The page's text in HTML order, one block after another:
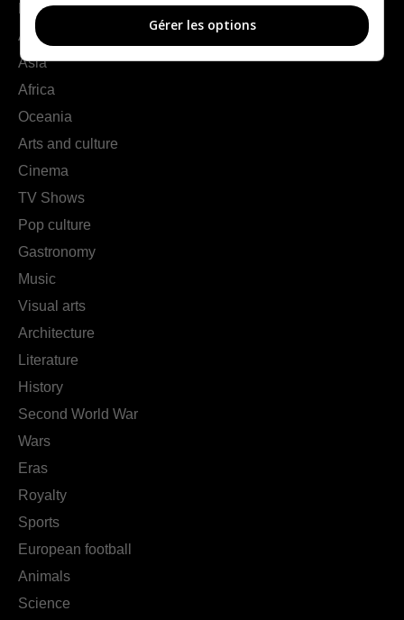
Europe
Americas
Asia
Africa
Oceania
Arts and culture
Cinema
TV Shows
Pop culture
Gastronomy
Music
Visual arts
Architecture
Literature
History
Second World War
Wars
Eras
Royalty
Sports
European football
Animals
Science
Gérer les options